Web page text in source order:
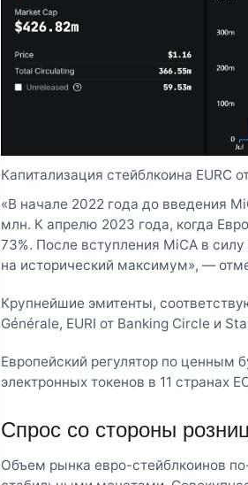
Капитализация стейблкоина EURC
«В начале 2022 года до введения
млн. К апрелю 2023 года, когда
73%. После вступления MiCA в
на исторический максимум», —
Крупнейшие эмитенты,
Générale, EURI от Banking Circle и
Европейский регулятор по ценным
электронных токенов в 11 странах
Спрос со стороны
Объем рынка евро-стейблкоинов